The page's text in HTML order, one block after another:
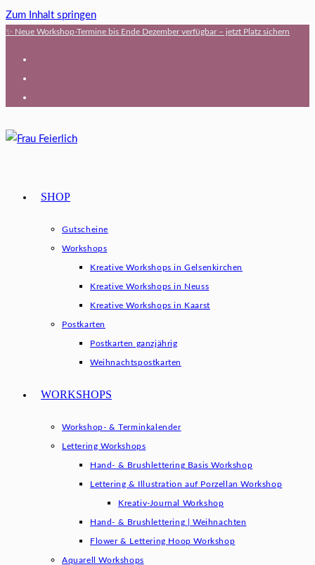
Zum Inhalt springen
✨ Neue Workshop-Termine bis Ende Dezember verfügbar – jetzt Platz sichern
SHOP
Gutscheine
Workshops
Kreative Workshops in Gelsenkirchen
Kreative Workshops in Neuss
Kreative Workshops in Kaarst
Postkarten
Postkarten ganzjährig
Weihnachtspostkarten
WORKSHOPS
Workshop- & Terminkalender
Lettering Workshops
Hand- & Brushlettering Basis Workshop
Lettering & Illustration auf Porzellan Workshop
Kreativ-Journal Workshop
Hand- & Brushlettering | Weihnachten
Flower & Lettering Hoop Workshop
Aquarell Workshops